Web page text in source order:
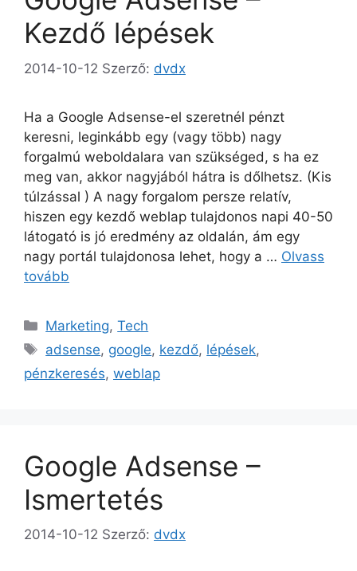
Kezdő lépések
2014-10-12 Szerző: dvdx
Ha a Google Adsense-el szeretnél pénzt
keresni, leginkább egy (vagy több) nagy
forgalmú weboldalara van szükséged, s ha ez
meg van, akkor nagyjából hátra is dőlhetsz. (Kis
túlzással ) A nagy forgalom persze relatív,
hiszen egy kezdő weblap tulajdonos napi 40-50
látogató is jó eredmény az oldalán, ám egy
nagy portál tulajdonosa lehet, hogy a … Olvass
tovább
Kategória
Marketing,Tech
Címkék
adsense, google, kezdő, lépések,
pénzkeresés, weblap
Google Adsense –
Ismertetés
2014-10-12 Szerző: dvdx